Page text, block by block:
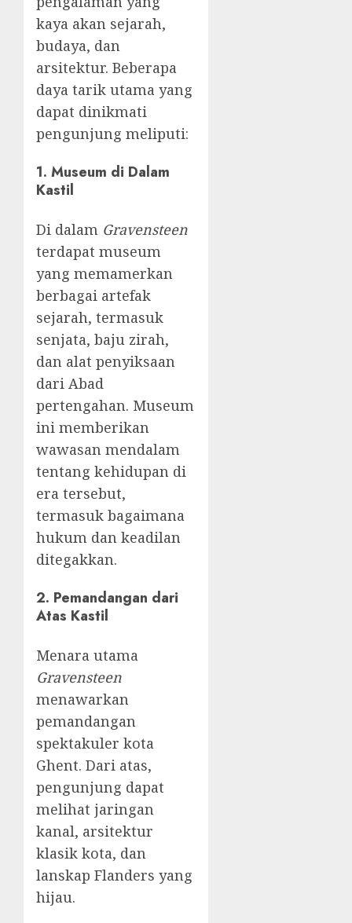
kaya akan sejarah,
budaya, dan
arsitektur. Beberapa
daya tarik utama yang
dapat dinikmati
pengunjung meliputi:
1. Museum di Dalam
Kastil
Di dalam Gravensteen
terdapat museum
yang memamerkan
berbagai artefak
sejarah, termasuk
senjata, baju zirah,
dan alat penyiksaan
dari Abad
pertengahan. Museum
ini memberikan
wawasan mendalam
tentang kehidupan di
era tersebut,
termasuk bagaimana
hukum dan keadilan
ditegakkan.
2. Pemandangan dari
Atas Kastil
Menara utama
Gravensteen
menawarkan
pemandangan
spektakuler kota
Ghent. Dari atas,
pengunjung dapat
melihat jaringan
kanal, arsitektur
klasik kota, dan
lanskap Flanders yang
hijau.